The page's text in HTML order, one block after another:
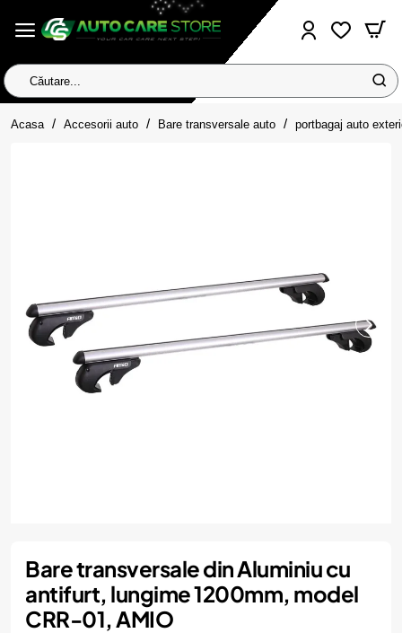
Căutare...
Acasa homeAccesorii auto Bare transversale auto portbagaj auto
Bare transversale din Aluminiu cu
antifurt, lungime 1200mm, model
CRR-01, AMIO